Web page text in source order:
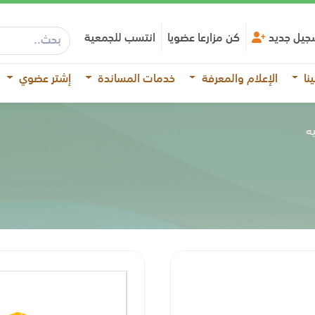
جديد كن مزارعا عضويا انتسب للجمعية
الإعلام والمعرفة خدمات المساندة إشتر عضوي